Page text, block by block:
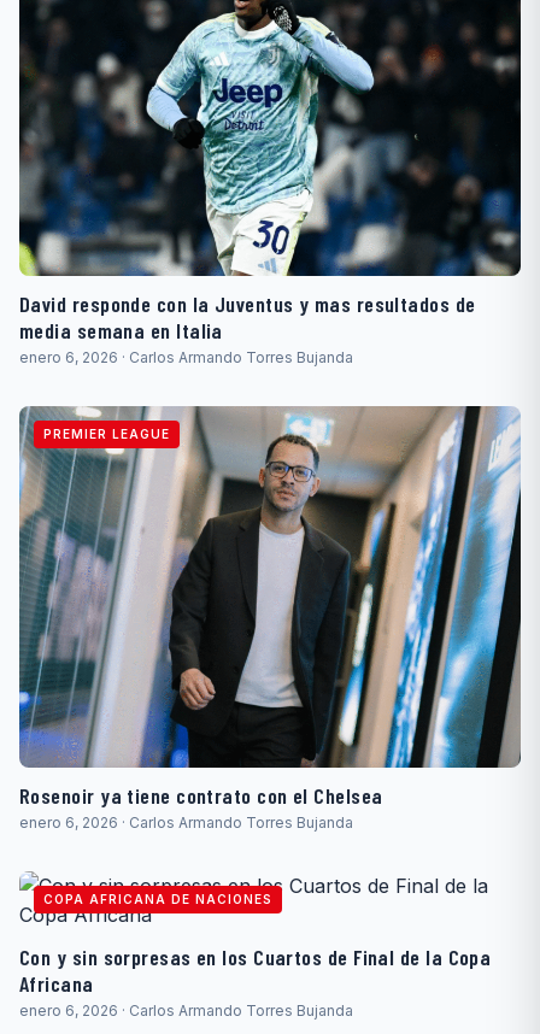
David responde con la Juventus y mas resultados de
media semana en Italia
enero 6, 2026 · Carlos Armando Torres Bujanda
PREMIER LEAGUE
Rosenoir ya tiene contrato con el Chelsea
enero 6, 2026 · Carlos Armando Torres Bujanda
COPA AFRICANA DE NACIONES
Con y sin sorpresas en los Cuartos de Final de la Copa
Africana
enero 6, 2026 · Carlos Armando Torres Bujanda